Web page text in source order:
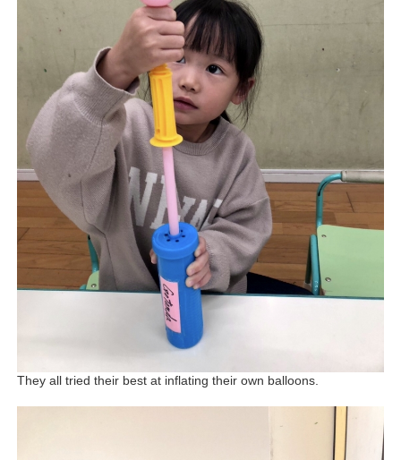
They all tried their best at inflating their own balloons.